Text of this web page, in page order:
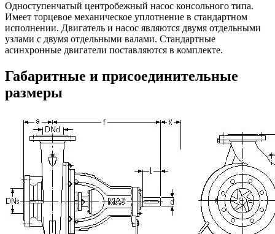
Одноступенчатый центробежный насос консольного типа.
Имеет торцевое механическое уплотнение в стандартном
исполнении. Двигатель и насос являются двумя отдельными
узлами с двумя отдельными валами. Стандартные
асинхронные двигатели поставляются в комплекте.
Габаритные и присоединительные
размеры